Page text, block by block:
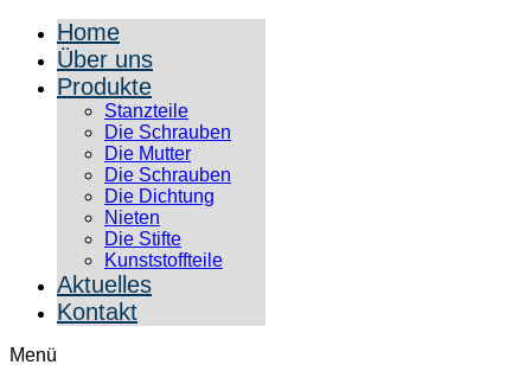
Home
Über uns
Produkte
Stanzteile
Die Schrauben
Die Mutter
Die Schrauben
Die Dichtung
Nieten
Die Stifte
Kunststoffteile
Aktuelles
Kontakt
Menü